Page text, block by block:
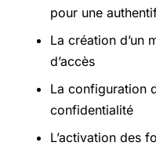
pour une
La création d’un
d’accès
La configuration
confidentialité
L’activation des